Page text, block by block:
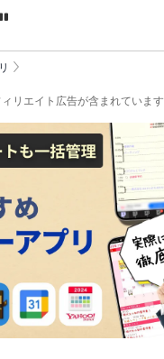
リエイト広告が含まれています